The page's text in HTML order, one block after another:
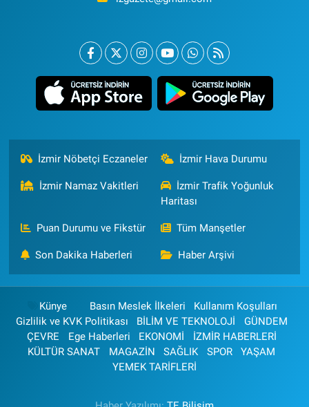
İzmir Nöbetçi Eczaneler İzmir Hava Durumu
İzmir Namaz Vakitleri
İzmir Trafik Yoğunluk
Haritası
Puan Durumu ve Fikstür Tüm Manşetler
Son Dakika Haberleri Haber Arşivi
Künye Basın Meslek İlkeleri
Kullanım Koşulları
Gizlilik ve KVK Politikası
BİLİM VE TEKNOLOJİ
GÜNDEM
ÇEVRE
Ege Haberleri EKONOMİ
İZMİR HABERLERİ
KÜLTÜR SANAT
MAGAZİN SAĞLIK SPOR
YAŞAM
YEMEK TARİFLERİ